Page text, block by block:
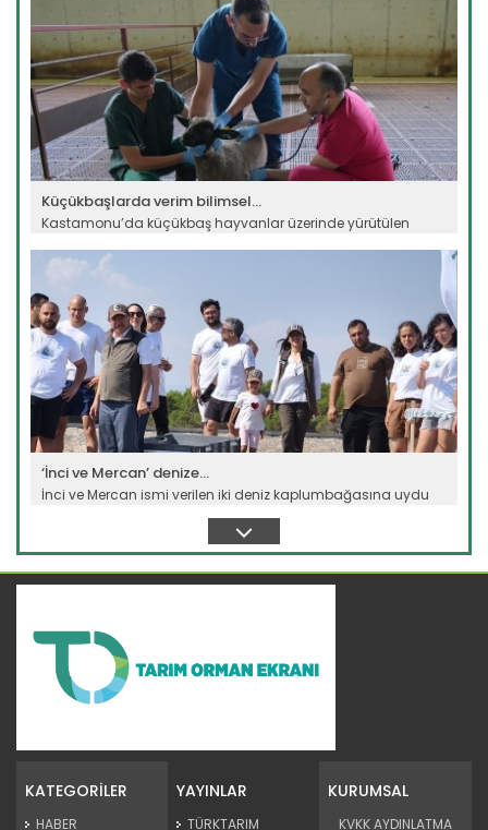
Küçükbaşlarda verim bilimsel...
Kastamonu’da küçükbaş hayvanlar üzerinde yürütülen
Devamını Oku ->
‘İnci ve Mercan’ denize...
İnci ve Mercan ismi verilen iki deniz kaplumbağasına uydu
barındıran TİGEM...
KATEGORİLER
HABER
YAYINLAR
TÜRKTARIM
KURUMSAL
KVKK AYDINLATMA